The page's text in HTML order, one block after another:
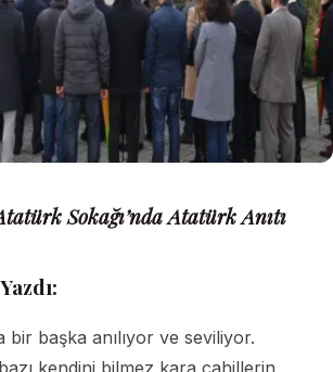
Sokağı’nda Atatürk Anıtı
bir başka anılıyor ve seviliyor.
kendini bilmez kara cahillerin